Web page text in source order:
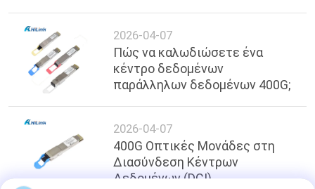
2026-04-07
Πώς να καλωδιώσετε ένα
κέντρο δεδομένων
παράλληλων δεδομένων 400G;
2026-04-07
400G Οπτικές Μονάδες στη
Διασύνδεση Κέντρων
Δεδομένων (DCI)